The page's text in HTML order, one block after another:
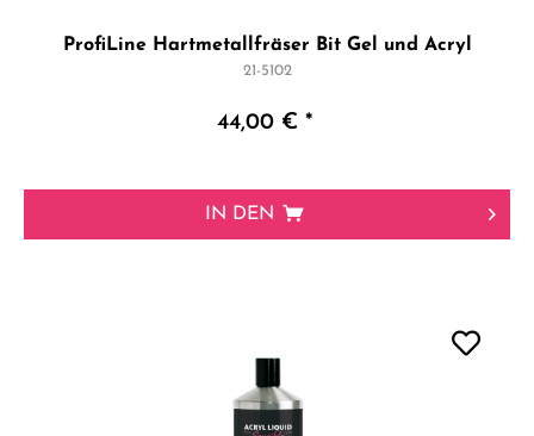
ProfiLine Hartmetallfräser Bit Gel und Acryl
21-5102
44,00 € *
IN DEN